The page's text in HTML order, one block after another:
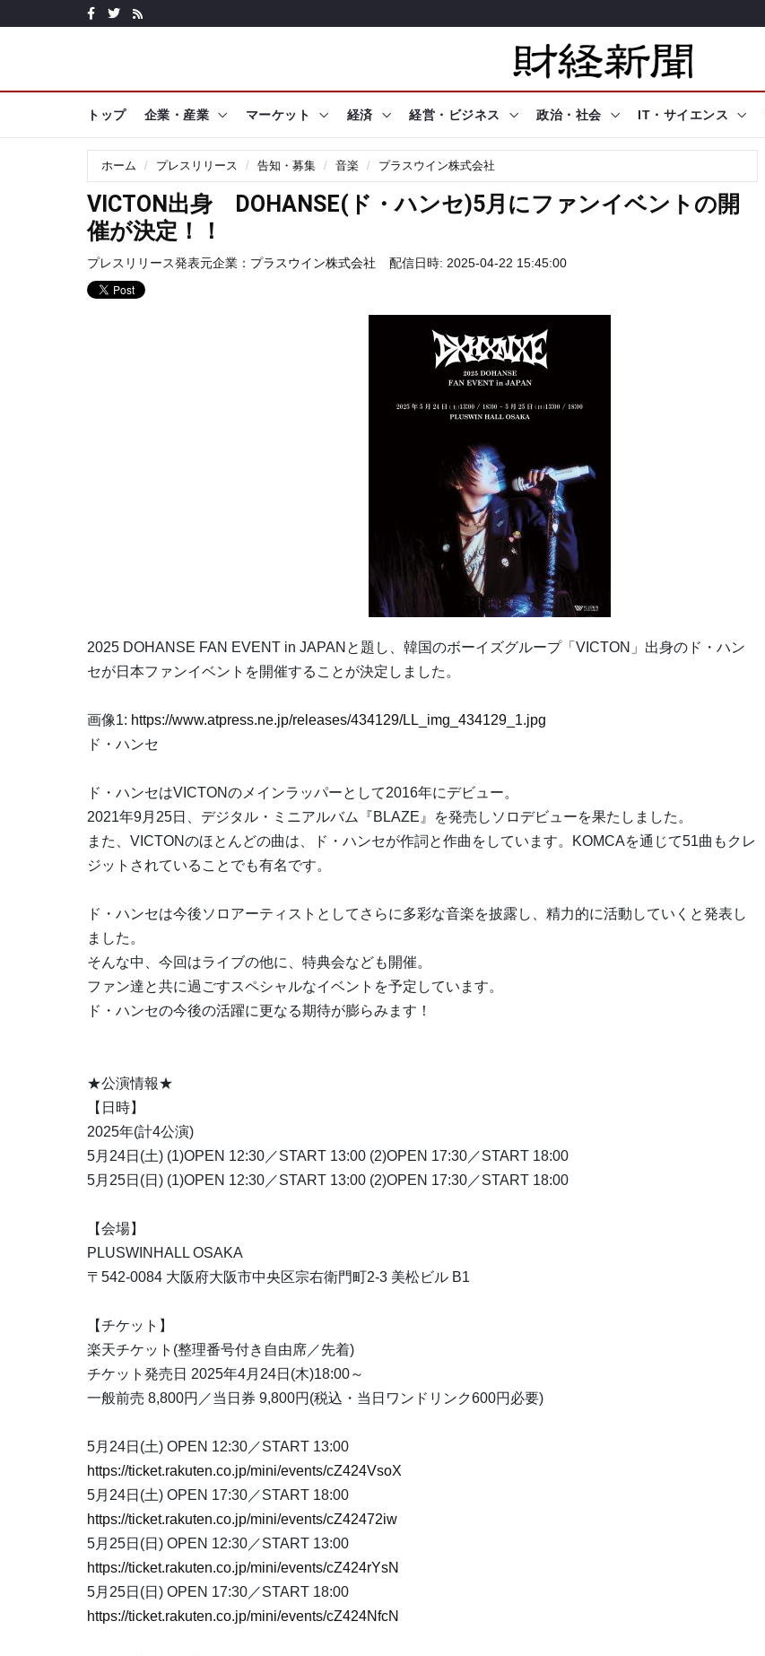
トップ 企業・産業 マーケット 経済 経営・ビジネス 政治・社会 IT・サイエンス
ホーム プレスリリース 告知・募集 音楽 プラスウイン株式会社
VICTON出身 DOHANSE(ド・ハンセ)5月にファンイベントの開
催が決定！！
プレスリリース発表元企業： プラスウイン株式会社 配信日時: 2025-04-22 15:45:00
2025 DOHANSE FAN EVENT in JAPANと題し、韓国のボーイズグループ「VICTON」出身のド・ハン
セが日本ファンイベントを開催することが決定しました。
画像1: https://www.atpress.ne.jp/releases/434129/LL_img_434129_1.jpg
ド・ハンセ
ド・ハンセはVICTONのメインラッパーとして2016年にデビュー。
2021年9月25日、デジタル・ミニアルバム『BLAZE』を発売しソロデビューを果たしました。
また、VICTONのほとんどの曲は、ド・ハンセが作詞と作曲をしています。KOMCAを通じて51曲もクレ
ジットされていることでも有名です。
ド・ハンセは今後ソロアーティストとしてさらに多彩な音楽を披露し、精力的に活動していくと発表し
ました。
そんな中、今回はライブの他に、特典会なども開催。
ファン達と共に過ごすスペシャルなイベントを予定しています。
ド・ハンセの今後の活躍に更なる期待が膨らみます！
★公演情報★
【日時】
2025年(計4公演)
5月24日(土) (1)OPEN 12:30／START 13:00 (2)OPEN 17:30／START 18:00
5月25日(日) (1)OPEN 12:30／START 13:00 (2)OPEN 17:30／START 18:00
【会場】
PLUSWINHALL OSAKA
〒542-0084 大阪府大阪市中央区宗右衛門町2-3 美松ビル B1
【チケット】
楽天チケット(整理番号付き自由席／先着)
チケット発売日 2025年4月24日(木)18:00～
一般前売 8,800円／当日券 9,800円(税込・当日ワンドリンク600円必要)
5月24日(土) OPEN 12:30／START 13:00
https://ticket.rakuten.co.jp/mini/events/cZ424VsoX
5月24日(土) OPEN 17:30／START 18:00
https://ticket.rakuten.co.jp/mini/events/cZ42472iw
5月25日(日) OPEN 12:30／START 13:00
https://ticket.rakuten.co.jp/mini/events/cZ424rYsN
5月25日(日) OPEN 17:30／START 18:00
https://ticket.rakuten.co.jp/mini/events/cZ424NfcN